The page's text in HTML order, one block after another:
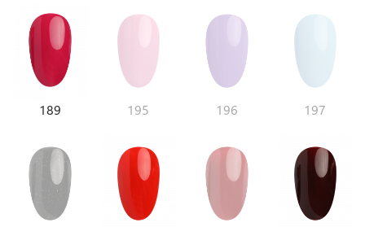
189 195 196 197